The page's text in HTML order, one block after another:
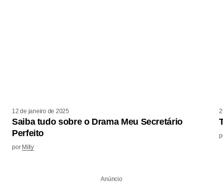
12 de janeiro de 2025
Saiba tudo sobre o Drama Meu Secretário
Perfeito
por Milly
Anúncio